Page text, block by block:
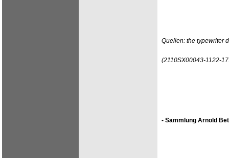
Quellen: the typewriter
(2110SX00043-1122-
- Sammlung Arnold